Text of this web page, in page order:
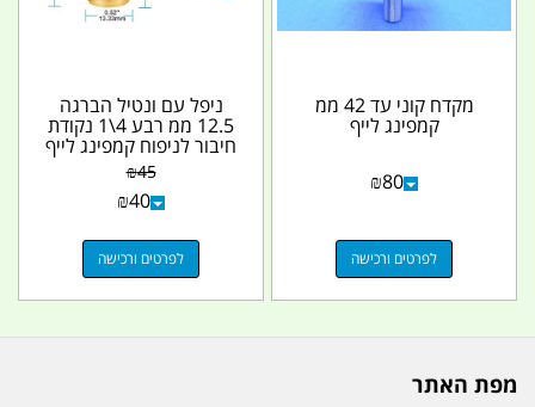
מקדח קוני עד 42 ממ
קמפינג לייף
₪80
לפרטים ורכישה
ניפל עם ונטיל הברגה
12.5 ממ רבע 4\1 נקודת
חיבור לניפוח קמפינג לייף
₪45
₪40
לפרטים ורכישה
מפת האתר